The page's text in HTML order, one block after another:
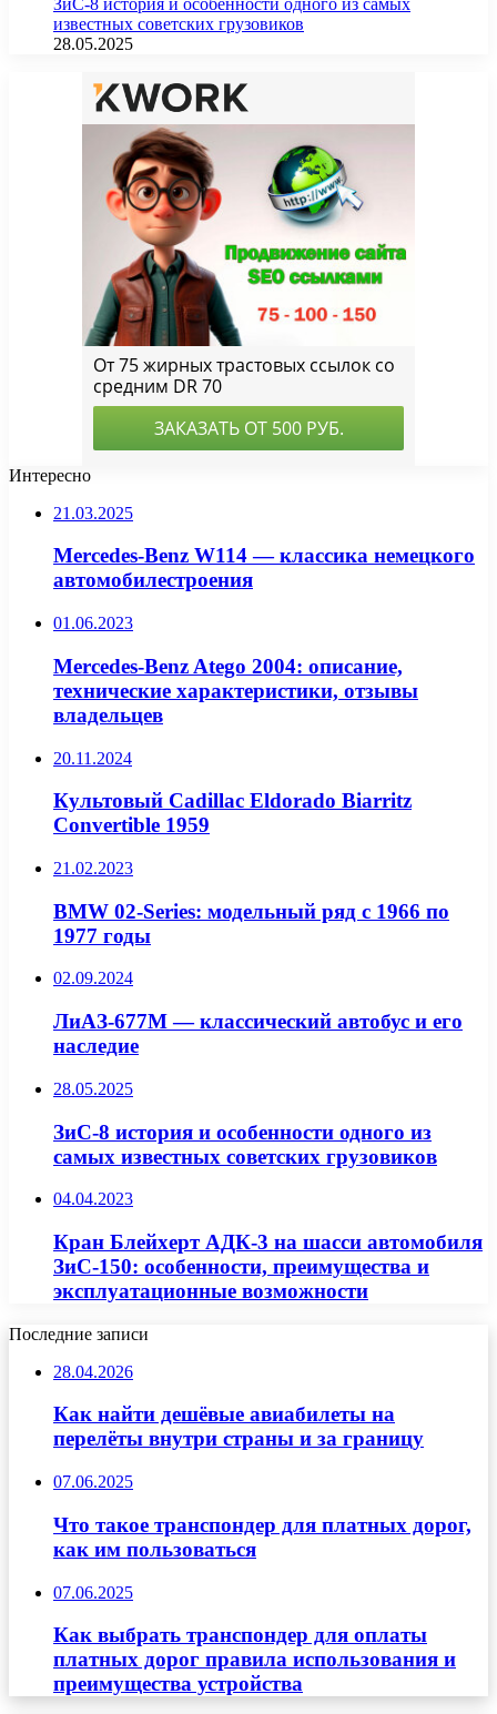
известных советских грузовиков
28.05.2025
Интересно
21.03.2025
Mercedes-Benz W114 — классика немецкого
автомобилестроения
01.06.2023
Mercedes-Benz Atego 2004: описание,
технические характеристики, отзывы
владельцев
20.11.2024
Культовый Cadillac Eldorado Biarritz
Convertible 1959
21.02.2023
BMW 02-Series: модельный ряд с 1966 по
1977 годы
02.09.2024
ЛиАЗ-677М — классический автобус и его
наследие
28.05.2025
ЗиС-8 история и особенности одного из
самых известных советских грузовиков
04.04.2023
Кран Блейхерт АДК-3 на шасси автомобиля
ЗиС-150: особенности, преимущества и
эксплуатационные возможности
Последние записи
28.04.2026
Как найти дешёвые авиабилеты на
перелёты внутри страны и за границу
07.06.2025
Что такое транспондер для платных дорог,
как им пользоваться
07.06.2025
Как выбрать транспондер для оплаты
платных дорог правила использования и
преимущества устройства